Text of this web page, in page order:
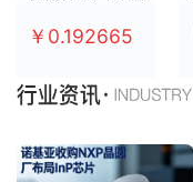
￥0.192665